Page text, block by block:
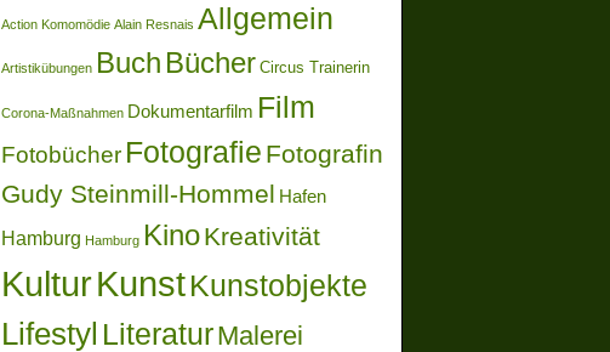
Action Komomödie Alain Resnais Allgemein
Artistikübungen Buch Bücher Circus Trainerin
Corona-Maßnahmen Dokumentarfilm Film
Fotobücher Fotografie Fotografin
Gudy Steinmill-Hommel Hafen
Hamburg Hamburg KinoKreativität
KulturKunstKunstobjekte
Lifestyl LiteraturMalerei